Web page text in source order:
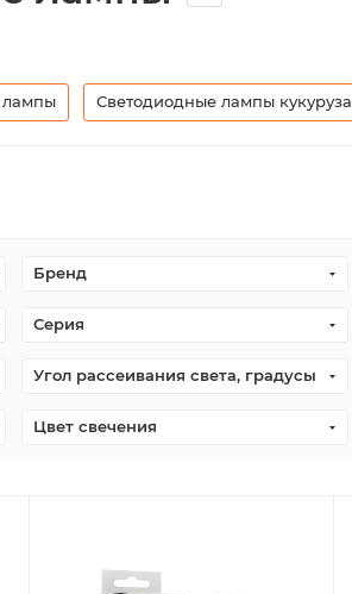
лампы Светодиодные лампы кукуруза
Бренд
Серия
Угол рассеивания света, градусы
Цвет свечения